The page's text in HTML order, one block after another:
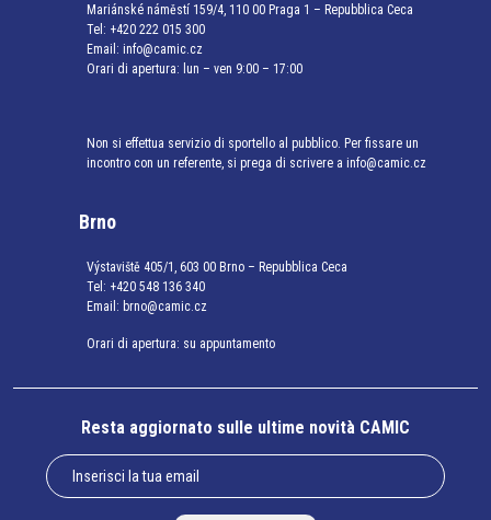
Mariánské náměstí 159/4, 110 00 Praga 1 – Repubblica Ceca
Tel: +420 222 015 300
Email: info@camic.cz
Orari di apertura: lun – ven 9:00 – 17:00
Non si effettua servizio di sportello al pubblico. Per fissare un
incontro con un referente, si prega di scrivere a info@camic.cz
Brno
Výstaviště 405/1, 603 00 Brno – Repubblica Ceca
Tel: +420 548 136 340
Email: brno@camic.cz
Orari di apertura: su appuntamento
Resta aggiornato sulle ultime novità CAMIC